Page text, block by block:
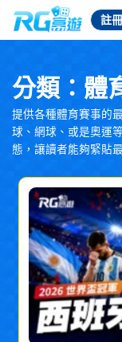
主
註冊
分類：體
提供各種體育賽事的
球、網球、或是奧運
態，讓讀者能夠緊貼